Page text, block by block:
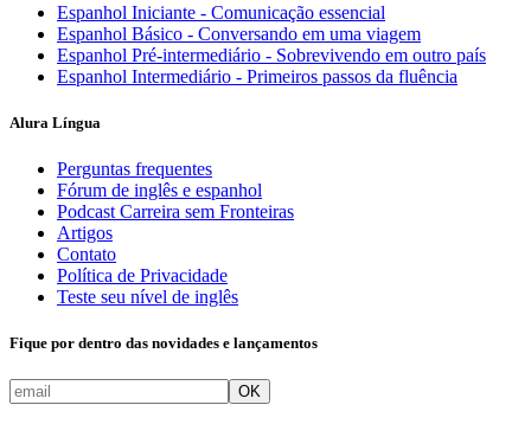
Espanhol Iniciante - Comunicação essencial
Espanhol Básico - Conversando em uma viagem
Espanhol Pré-intermediário - Sobrevivendo em outro país
Espanhol Intermediário - Primeiros passos da fluência
Alura Língua
Perguntas frequentes
Fórum de inglês e espanhol
Podcast Carreira sem Fronteiras
Artigos
Contato
Política de Privacidade
Teste seu nível de inglês
Fique por dentro das novidades e lançamentos
OK